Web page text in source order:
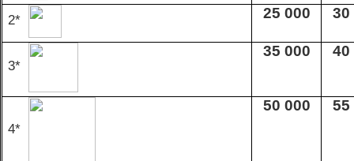
2* 25 000 30
3*
35 000 40
4*
50 000 55